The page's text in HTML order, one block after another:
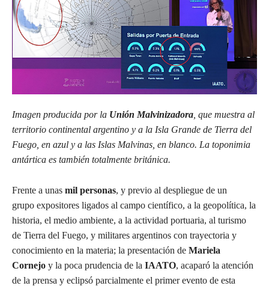
Imagen producida por la Unión Malvinizadora , que muestra al
territorio continental argentino y a la Isla Grande de Tierra del
Fuego, en azul y a las Islas Malvinas, en blanco. La toponimia
antártica es también totalmente británica.
Frente a unas mil personas, y previo al despliegue de un
grupo expositores ligados al campo científico, a la geopolítica, la
historia, el medio ambiente, a la actividad portuaria, al turismo
de Tierra del Fuego, y militares argentinos con trayectoria y
conocimiento en la materia; la presentación de Mariela
Cornejo y la poca prudencia de la IAATO, acaparó la atención
de la prensa y eclipsó parcialmente el primer evento de esta